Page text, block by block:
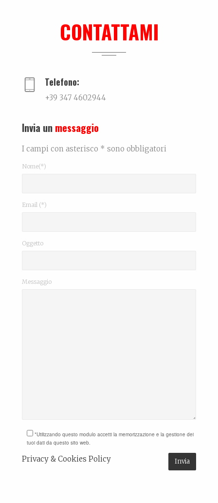
CONTATTAMI
Telefono:
+39 347 4602944
Invia un messaggio
I campi con asterisco * sono obbligatori
Nome(*)
Email (*)
Oggetto
Messaggio
*Utilizzando questo modulo accetti la memorizzazione e la gestione dei
tuoi dati da questo sito web.
Privacy & Cookies Policy